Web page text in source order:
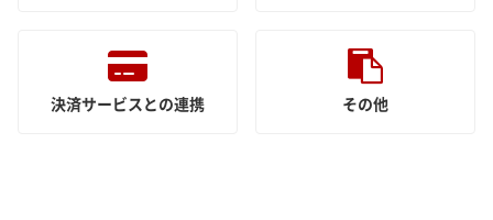
決済サービスとの連携 その他